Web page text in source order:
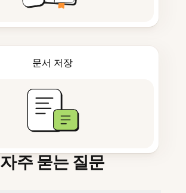
문서 저장
자주 묻는 질문